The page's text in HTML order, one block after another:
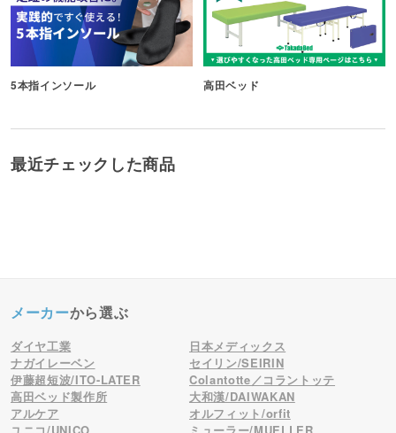
5本指インソール 高田ベッド
最近チェックした商品
メーカーから選ぶ
ダイヤ工業
日本メディックス
ナガイレーベン
セイリン/SEIRIN
伊藤超短波/ITO-LATER
Colantotte／コラントッテ
高田ベッド製作所
大和漢/DAIWAKAN
アルケア
オルフィット/orfit